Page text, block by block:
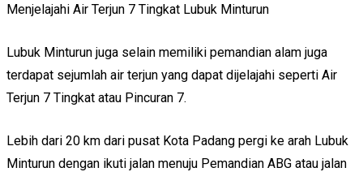
Menjelajahi Air Terjun 7 Tingkat Lubuk Minturun
Lubuk Minturun juga selain memiliki pemandian alam juga
terdapat sejumlah air terjun yang dapat dijelajahi seperti Air
Terjun 7 Tingkat atau Pincuran 7.
Lebih dari 20 km dari pusat Kota Padang pergi ke arah Lubuk
Minturun dengan ikuti jalan menuju Pemandian ABG atau jalan